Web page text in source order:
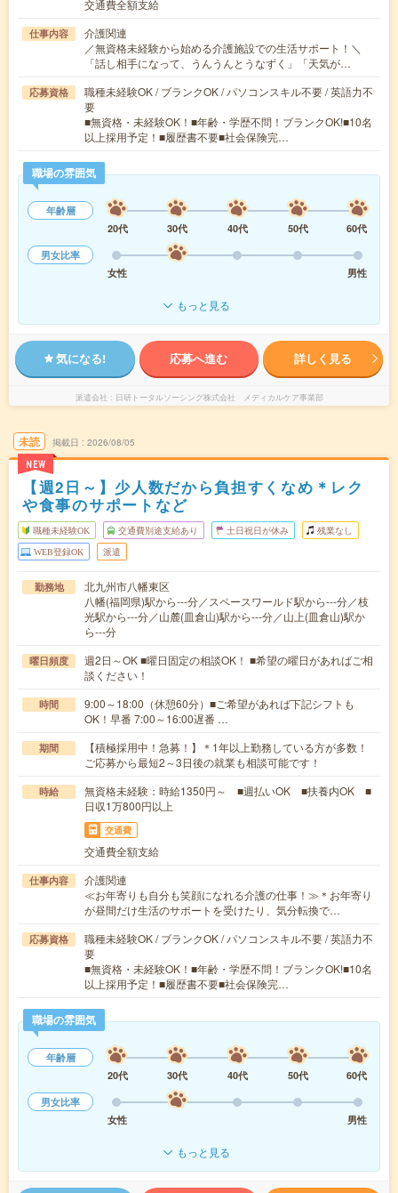
交通費全額支給
仕事内容
介護関連
／無資格未経験から始める介護施設での生活サポート！＼
「話し相手になって、うんうんとうなずく」「天気が…
応募資格
職種未経験OK / ブランクOK / パソコンスキル不要 / 英語力不
要
■無資格・未経験OK！■年齢・学歴不問！ブランクOK!■10名
以上採用予定！■履歴書不要■社会保険完…
職場の雰囲気
年齢層
20代
30代 40代 50代
60代
男女比率
女性
男性
もっと見る
気になる! 応募へ進む 詳しく見る
派遣会社 日研トータルソーシング株式会社 メディカルケア事業部
未読
NEW
掲載日 2026/08/05
【週2日～】少人数だから負担すくなめ＊レク
や食事のサポートなど
職種未経験OK 交通費別途支給あり 土日祝日が休み 残業なし
WEB登録OK 派遣
勤務地
北九州市八幡東区
八幡(福岡県)駅から---分／スペースワールド駅から---分／枝
光駅から---分／山麓(皿倉山)駅から---分／山上(皿倉山)駅か
ら---分
曜日頻度
週2日～OK ■曜日固定の相談OK！ ■希望の曜日があればご相
談ください！
時間
9:00～18:00（休憩60分）■ご希望があれば下記シフトも
OK！早番 7:00～16:00遅番 …
期間
【積極採用中！急募！】＊1年以上勤務している方が多数！
ご応募から最短2～3日後の就業も相談可能です！
時給
無資格未経験：時給1350円～ ■週払いOK ■扶養内OK ■
日収1万800円以上
交通費
交通費全額支給
仕事内容
介護関連
≪お年寄りも自分も笑顔になれる介護の仕事！≫＊お年寄り
が昼間だけ生活のサポートを受けたり、気分転換で…
応募資格
職種未経験OK / ブランクOK / パソコンスキル不要 / 英語力不
要
■無資格・未経験OK！■年齢・学歴不問！ブランクOK!■10名
以上採用予定！■履歴書不要■社会保険完…
職場の雰囲気
年齢層
20代
30代 40代 50代
60代
男女比率
女性
男性
もっと見る